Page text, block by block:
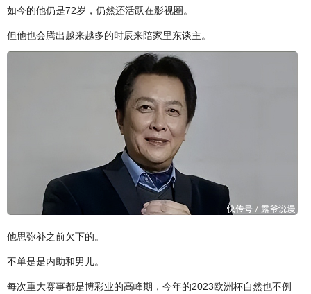
如今的他仍是72岁，仍然还活跃在影视圈。
但他也会腾出越来越多的时辰来陪家里东谈主。
他思弥补之前欠下的。
不单是是内助和男儿。
每次重大赛事都是博彩业的高峰期，今年的2023欧洲杯自然也不例